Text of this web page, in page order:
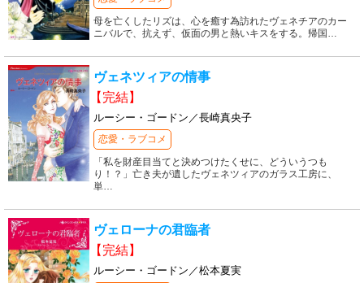
母を亡くしたリズは、心を癒す為訪れたヴェネチアのカー
ニバルで、抗えず、仮面の男と熱いキスをする。帰国 …
ヴェネツィアの情事
【完結】
ルーシー・ゴードン／長崎真央子
恋愛・ラブコメ
「私を財産目当てと決めつけたくせに、どういうつも
り！？」亡き夫が遺したヴェネツィアのガラス工房に、
単…
ヴェローナの君臨者
【完結】
ルーシー・ゴードン／松本夏実